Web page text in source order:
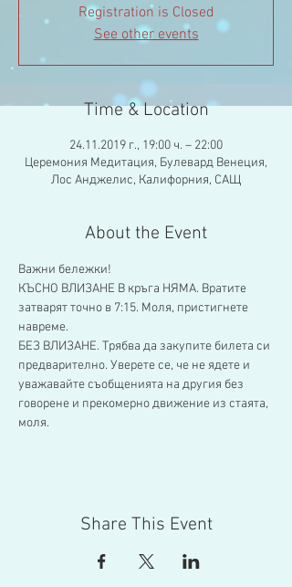
Registration is Closed
See other events
Time & Location
24.11.2019 г., 19:00 ч. – 22:00
Церемония Медитация, Булевард Венеция,
Лос Анджелис, Калифорния, САЩ
About the Event
Важни бележки!
КЪСНО ВЛИЗАНЕ В кръга НЯМА. Вратите
затварят точно в 7:15. Моля, пристигнете
навреме.
БЕЗ ВЛИЗАНЕ. Трябва да закупите билета си
предварително. Уверете се, че не ядете и
уважавайте съобщенията на другия без
говорене и прекомерно движение из стаята,
моля.
Share This Event